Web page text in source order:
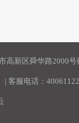
新区舜华路2000号
| 客服电话：